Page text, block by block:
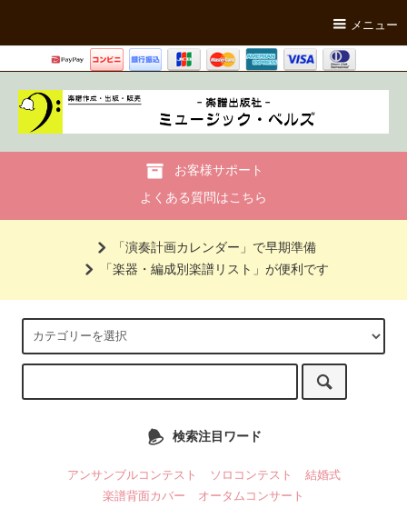
メニュー
お客様サポート
よくある質問はこちら
「演奏計画カレンダー」で早期準備
「楽器・編成別楽譜リスト」が便利です
検索注目ワード
アンサンブルコンテスト ソロコンテスト
結婚式
楽譜背面カバー
オータムコンサート